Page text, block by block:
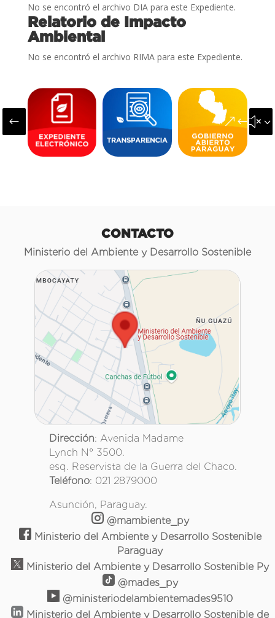
No se encontró el archivo DIA para este Expediente.
Relatorio de Impacto
Ambiental
No se encontró el archivo RIMA para este Expediente.
#
CONTACTO
Ministerio del Ambiente y Desarrollo Sostenible
Dirección: Avenida Madame
Lynch N° 3500.
esq. Reservista de la Guerra del Chaco.
Teléfono: 021 2879000
Asunción, Paraguay.
@mambiente_py
Ministerio del Ambiente y Desarrollo Sostenible
Paraguay
Ministerio del Ambiente y Desarrollo Sostenible Py
@mades_py
@ministeriodelambientemades9510
Ministerio del Ambiente y Desarrollo Sostenible de